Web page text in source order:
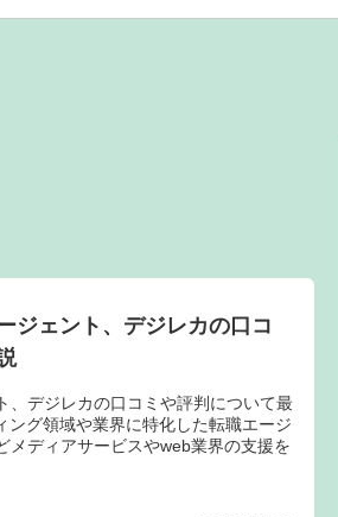
ジェント、デジレカの口コ
、デジレカの口コミや評判について最
グ領域や業界に特化した転職エージ
メディアサービスやweb業界の支援を